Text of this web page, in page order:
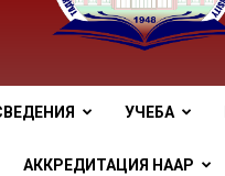
УЧЕБА
АККРЕДИТАЦИЯ НААР